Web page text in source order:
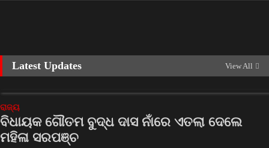
Latest Updates View All
ରାଜ୍ୟ
ବିଧାୟକ ଗୌତମ ବୁଦ୍ଧ ଦାସ ନାଁରେ ଏତଲା ଦେଲେ
ମହିଳା ସରପଞ୍ଚ